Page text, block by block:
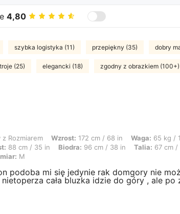
4,80
szybka logistyka (11) przepiękny (35) dobry
(25) elegancki (18) zgodny z obrazkiem (100+)
Wzrost: 172 cm / 68 in, Waga: 65 kg / 143 lbs,
z Rozmiarem Wzrost: 172 cm / 68 in Waga: 65 kg /
88 cm / 35 in Biodra: 96 cm / 38 in Talia: 67 cm /
M
podoba mi się jedynie rak domgory nie
cała bluzka idzie do góry , ale po